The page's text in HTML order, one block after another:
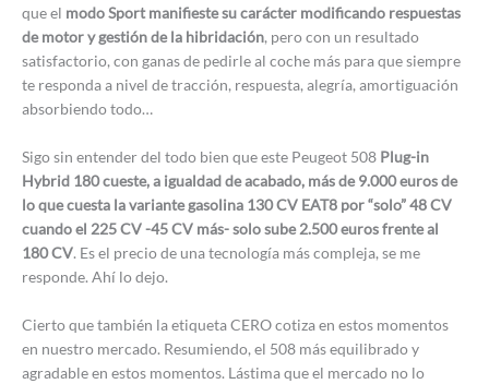
que el modo Sport manifieste su carácter modificando respuestas
de motor y gestión de la hibridación, pero con un resultado
satisfactorio, con ganas de pedirle al coche más para que siempre
te responda a nivel de tracción, respuesta, alegría, amortiguación
absorbiendo todo…
Sigo sin entender del todo bien que este Peugeot 508 Plug-in
Hybrid 180 cueste, a igualdad de acabado, más de 9.000 euros de
lo que cuesta la variante gasolina 130 CV EAT8 por “solo” 48 CV
cuando el 225 CV -45 CV más- solo sube 2.500 euros frente al
180 CV. Es el precio de una tecnología más compleja, se me
responde. Ahí lo dejo.
Cierto que también la etiqueta CERO cotiza en estos momentos
en nuestro mercado. Resumiendo, el 508 más equilibrado y
agradable en estos momentos. Lástima que el mercado no lo